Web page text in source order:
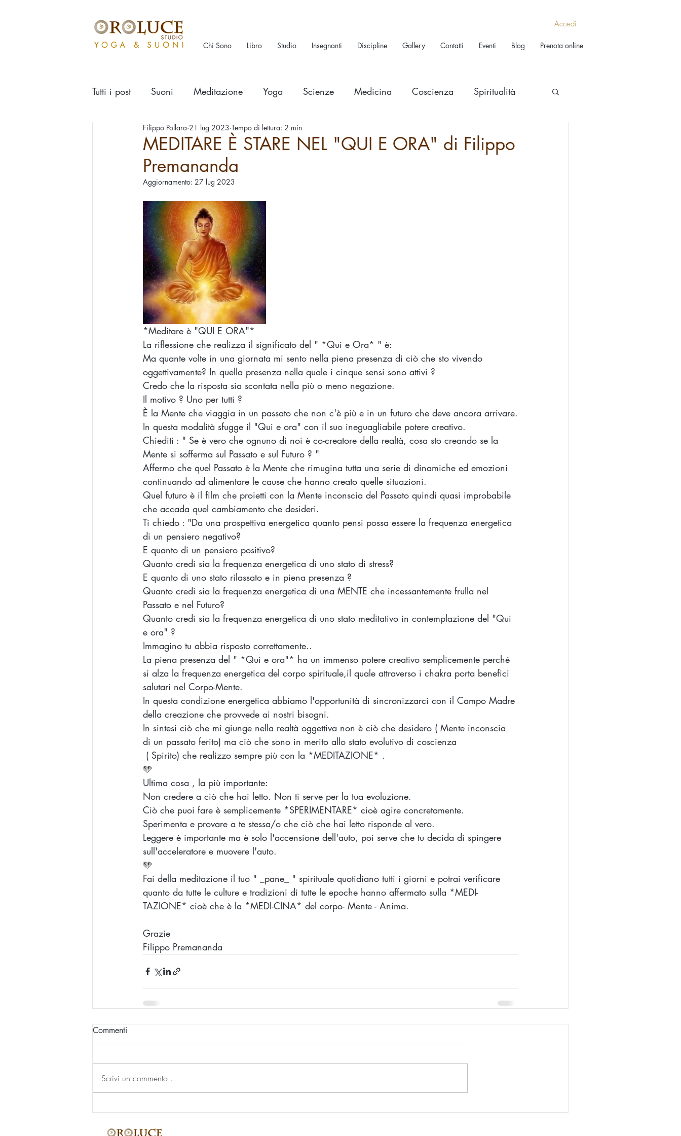
Chi Sono Libro Studio Insegnanti Discipline Gallery Contatti Eventi Blog Prenota online
Accedi
Tutti i post Suoni Meditazione Yoga Scienze Medicina Coscienza Spiritualità
MEDITARE È STARE NEL "QUI E ORA" di Filippo
Premananda
Filippo Pollara 21 lug 2023 Tempo di lettura: 2 min
Aggiornamento: 27 lug 2023
*Meditare è "QUI E ORA"*
La riflessione che realizza il significato del " *Qui e Ora* " è:
Ma quante volte in una giornata mi sento nella piena presenza di ciò che sto vivendo
oggettivamente? In quella presenza nella quale i cinque sensi sono attivi ?
Credo che la risposta sia scontata nella più o meno negazione.
Il motivo ? Uno per tutti ?
È la Mente che viaggia in un passato che non c'è più e in un futuro che deve ancora arrivare.
In questa modalità sfugge il "Qui e ora" con il suo ineguagliabile potere creativo.
Chiediti : " Se è vero che ognuno di noi è co-creatore della realtà, cosa sto creando se la
Mente si sofferma sul Passato e sul Futuro ? "
Affermo che quel Passato è la Mente che rimugina tutta una serie di dinamiche ed emozioni
continuando ad alimentare le cause che hanno creato quelle situazioni.
Quel futuro è il film che proietti con la Mente inconscia del Passato quindi quasi improbabile
che accada quel cambiamento che desideri.
Ti chiedo : "Da una prospettiva energetica quanto pensi possa essere la frequenza energetica
di un pensiero negativo?
E quanto di un pensiero positivo?
Quanto credi sia la frequenza energetica di uno stato di stress?
E quanto di uno stato rilassato e in piena presenza ?
Quanto credi sia la frequenza energetica di una MENTE che incessantemente frulla nel
Passato e nel Futuro?
Quanto credi sia la frequenza energetica di uno stato meditativo in contemplazione del "Qui
e ora" ?
Immagino tu abbia risposto correttamente..
La piena presenza del " *Qui e ora"* ha un immenso potere creativo semplicemente perché
si alza la frequenza energetica del corpo spirituale,il quale attraverso i chakra porta benefici
salutari nel Corpo-Mente.
In questa condizione energetica abbiamo l'opportunità di sincronizzarci con il Campo Madre
della creazione che provvede ai nostri bisogni.
In sintesi ciò che mi giunge nella realtà oggettiva non è ciò che desidero ( Mente inconscia
di un passato ferito) ma ciò che sono in merito allo stato evolutivo di coscienza
( Spirito) che realizzo sempre più con la *MEDITAZIONE* .
🩵
Ultima cosa , la più importante:
Non credere a ciò che hai letto. Non ti serve per la tua evoluzione.
Ciò che puoi fare è semplicemente *SPERIMENTARE* cioè agire concretamente.
Sperimenta e provare a te stessa/o che ciò che hai letto risponde al vero.
Leggere è importante ma è solo l'accensione dell'auto, poi serve che tu decida di spingere
sull'acceleratore e muovere l'auto.
🩵
Fai della meditazione il tuo " _pane_ " spirituale quotidiano tutti i giorni e potrai verificare
quanto da tutte le culture e tradizioni di tutte le epoche hanno affermato sulla *MEDI-
TAZIONE* cioè che è la *MEDI-CINA* del corpo- Mente - Anima.
Grazie
Filippo Premananda
Commenti
Scrivi un commento...